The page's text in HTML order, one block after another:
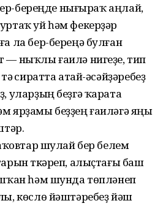
береңде нығыраҡ аңлай,
уй һәм фекерҙәр
ла бер-береңә булған
ныҡлы ғаилә нигеҙе, тип
сиратта атай-әсәйҙәребеҙ
уларҙың беҙгә ҡарата
ярҙамы беҙҙең ғаиләгә яңы
шулай бер белем
үткәреп, алыҫтағы баш
һәм шунда төпләнеп
көслө йәштәребеҙ йәш